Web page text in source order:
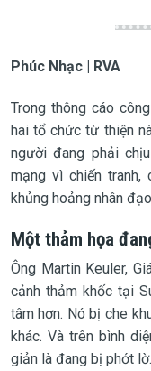
Phúc Nhạc | RVA
Trong thông cáo
hai tổ chức từ thiện
người đang phải
mạng vì chiến tranh,
khủng hoảng nhân
Một thảm họa
Ông Martin Keuler,
cảnh thảm khốc tại
tâm hơn. Nó bị che
khác. Và trên bình
giản là đang bị phớt